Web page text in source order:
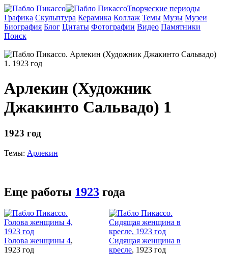
Творческие периоды
Графика Скульптура Керамика Коллаж Темы Музы Музеи
Биография Блог Цитаты Фотографии Видео Памятники
Поиск
Арлекин (Художник
Джакинто Сальвадо) 1
1923 год
Темы: Арлекин
Еще работы 1923 года
Голова женщины 4,
1923 год
Сидящая женщина в
кресле, 1923 год